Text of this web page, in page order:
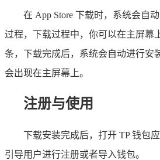
在 App Store 下载时，系统会自
过程，下载过程中，你可以在主屏幕
条，下载完成后，系统会自动进行安
会出现在主屏幕上。
注册与使用
下载安装完成后，打开 TP 钱包
引导用户进行注册或者导入钱包。